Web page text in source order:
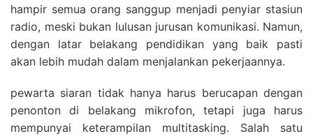
hampir semua orang sanggup menjadi penyiar stasiun
radio, meski bukan lulusan jurusan komunikasi. Namun,
dengan latar belakang pendidikan yang baik pasti
akan lebih mudah dalam menjalankan pekerjaannya.
pewarta siaran tidak hanya harus berucapan dengan
penonton di belakang mikrofon, tetapi juga harus
mempunyai keterampilan multitasking. Salah satu